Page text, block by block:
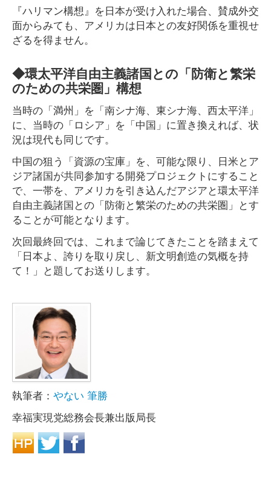
『ハリマン構想』を日本が受け入れた場合、賛成外交
面からみても、アメリカは日本との友好関係を重視せ
ざるを得ません。
◆環太平洋自由主義諸国との「防衛と繁栄
のための共栄圏」構想
当時の「満州」を「南シナ海、東シナ海、西太平洋」
に、当時の「ロシア」を「中国」に置き換えれば、状
況は現代も同じです。
中国の狙う「資源の宝庫」を、可能な限り、日米とア
ジア諸国が共同参加する開発プロジェクトにすること
で、一帯を、アメリカを引き込んだアジアと環太平洋
自由主義諸国との「防衛と繁栄のための共栄圏」とす
ることが可能となります。
次回最終回では、これまで論じてきたことを踏まえて
「日本よ、誇りを取り戻し、新文明創造の気概を持
て！」と題してお送りします。
執筆者： やない 筆勝
幸福実現党総務会長兼出版局長